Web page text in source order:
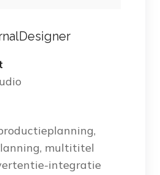
multititel
integratie